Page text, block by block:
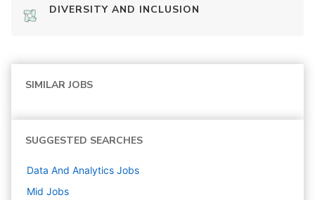
DIVERSITY AND INCLUSION
SIMILAR JOBS
SUGGESTED SEARCHES
Data And Analytics Jobs
Mid Jobs